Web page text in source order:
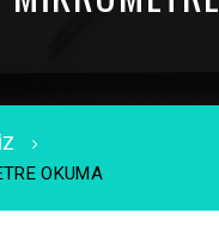
OKUMA